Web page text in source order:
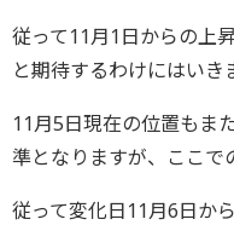
従って11月1日からの上
と期待するわけにはいき
11月5日現在の位置もま
準となりますが、ここで
従って変化日11月6日か